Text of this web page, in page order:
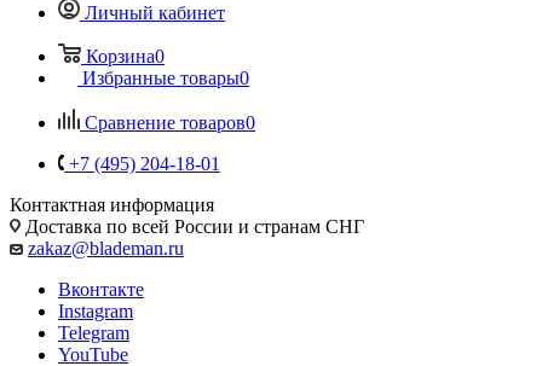
Личный кабинет
Корзина0
Избранные товары0
Сравнение товаров0
+7 (495) 204-18-01
Контактная информация
Доставка по всей России и странам СНГ
zakaz@blademan.ru
Вконтакте
Instagram
Telegram
YouTube